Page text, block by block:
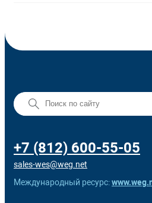
+7 (812) 600-55-05
sales-wes@weg.net
Международный ресурс: